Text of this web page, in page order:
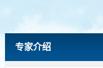
专家介绍